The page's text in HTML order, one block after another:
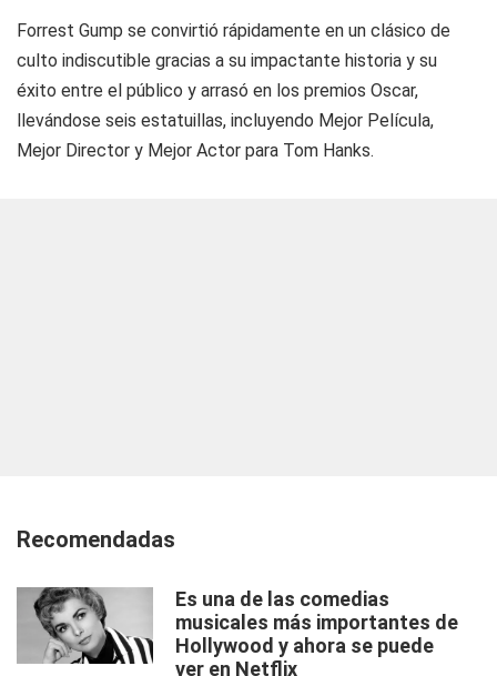
Forrest Gump se convirtió rápidamente en un clásico de
culto indiscutible gracias a su impactante historia y su
éxito entre el público y arrasó en los premios Oscar,
llevándose seis estatuillas, incluyendo Mejor Película,
Mejor Director y Mejor Actor para Tom Hanks.
Recomendadas
Es una de las comedias
musicales más importantes de
Hollywood y ahora se puede
ver en Netflix